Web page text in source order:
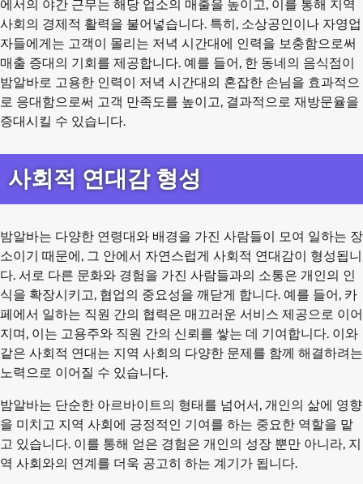
에서의 야간 근무는 해당 업소의 매출을 높이고, 이를 통해 지역
사회의 경제적 활력을 불어넣습니다. 특히, 소상공인이나 자영업
자들에게는 고객이 몰리는 저녁 시간대에 인력을 보충함으로써
매출 증대의 기회를 제공합니다. 예를 들어, 한 동네의 음식점이
밤알바로 고용한 인력이 저녁 시간대의 혼잡한 손님을 효과적으
로 응대함으로써 고객 만족도를 높이고, 결과적으로 재방문율을
증대시킬 수 있습니다.
사회적 연대감 형성
밤알바는 다양한 연령대와 배경을 가진 사람들이 모여 일하는 장
소이기 때문에, 그 안에서 자연스럽게 사회적 연대감이 형성됩니
다. 서로 다른 문화와 경험을 가진 사람들과의 소통은 개인의 인
식을 확장시키고, 협업의 중요성을 깨닫게 합니다. 예를 들어, 카
페에서 일하는 직원 간의 협력은 매끄러운 서비스 제공으로 이어
지며, 이는 고용주와 직원 간의 신뢰를 쌓는 데 기여합니다. 이와
같은 사회적 연대는 지역 사회의 다양한 문제를 함께 해결하려는
노력으로 이어질 수 있습니다.
밤알바는 단순한 아르바이트의 형태를 넘어서, 개인의 삶에 영향
을 미치고 지역 사회에 긍정적인 기여를 하는 중요한 역할을 맡
고 있습니다. 이를 통해 얻은 경험은 개인의 성장 뿐만 아니라, 지
역 사회와의 연계를 더욱 공고히 하는 계기가 됩니다.